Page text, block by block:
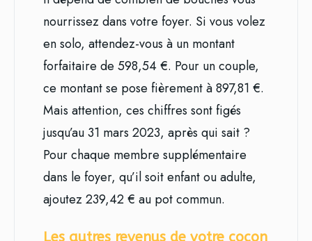
nourrissez dans votre foyer. Si vous volez
en solo, attendez-vous à un montant
forfaitaire de 598,54 €. Pour un couple,
ce montant se pose fièrement à 897,81 €.
Mais attention, ces chiffres sont figés
jusqu’au 31 mars 2023, après qui sait ?
Pour chaque membre supplémentaire
dans le foyer, qu’il soit enfant ou adulte,
ajoutez 239,42 € au pot commun.
Les autres revenus de votre cocon